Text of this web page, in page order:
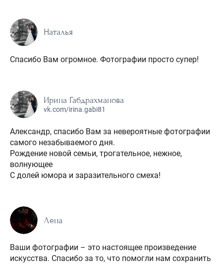
Наталья
Спасибо Вам огромное. Фотографии просто супер!
Ирина Габдрахманова
vk.com/irina.gabi81
Александр, спасибо Вам за невероятные фотографии
самого незабываемого дня.
Рождение новой семьи, трогательное, нежное,
волнующее
С долей юмора и заразительного смеха!
Лена
Ваши фотографии – это настоящее произведение
искусства. Спасибо за то, что помогли нам сохранить